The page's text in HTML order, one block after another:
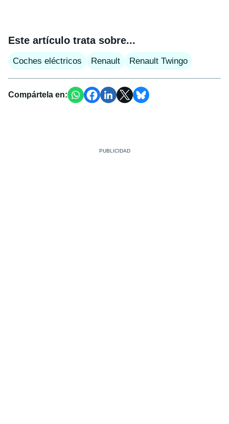
Este artículo trata sobre...
Coches eléctricos Renault Renault Twingo
Compártela en: